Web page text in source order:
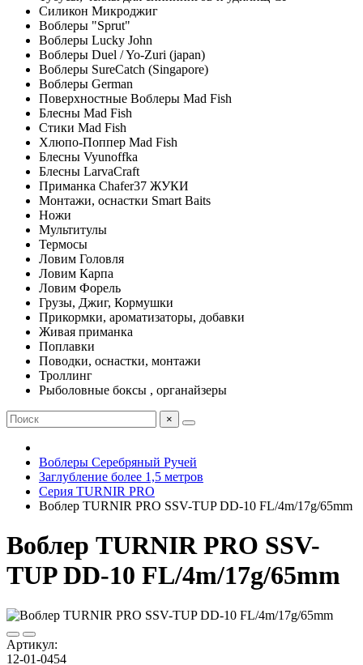
Силикон Микроджиг
Воблеры "Sprut"
Воблеры Lucky John
Воблеры Duel / Yo-Zuri (japan)
Воблеры SureCatch (Singapore)
Воблеры German
Поверхностные Воблеры Mad Fish
Блесны Mad Fish
Стики Mad Fish
Хлюпо-Поппер Mad Fish
Блесны Vyunoffka
Блесны LarvaCraft
Приманка Chafer37 ЖУКИ
Монтажи, оснастки Smart Baits
Ножи
Мультитулы
Термосы
Ловим Головля
Ловим Карпа
Ловим Форель
Грузы, Джиг, Кормушки
Прикормки, ароматизаторы, добавки
Живая приманка
Поплавки
Поводки, оснастки, монтажи
Троллинг
Рыболовные боксы , органайзеры
×
Воблеры Серебряный Ручей
Заглубление более 1,5 метров
Серия TURNIR PRO
Воблер TURNIR PRO SSV-TUP DD-10 FL/4m/17g/65mm
Воблер TURNIR PRO SSV-
TUP DD-10 FL/4m/17g/65mm
Артикул:
12-01-0454